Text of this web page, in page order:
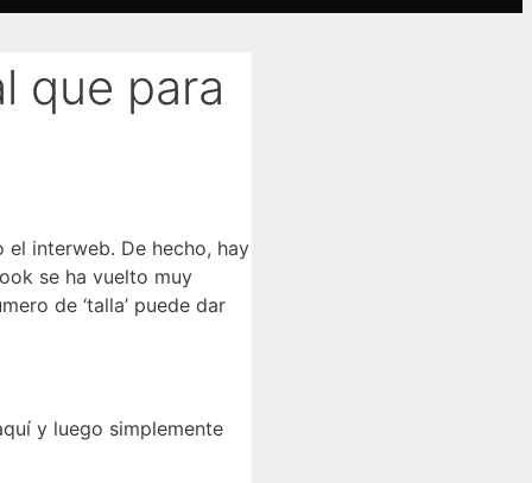
que para
el interweb. De hecho, hay
se ha vuelto muy
de ‘talla’ puede dar
y luego simplemente